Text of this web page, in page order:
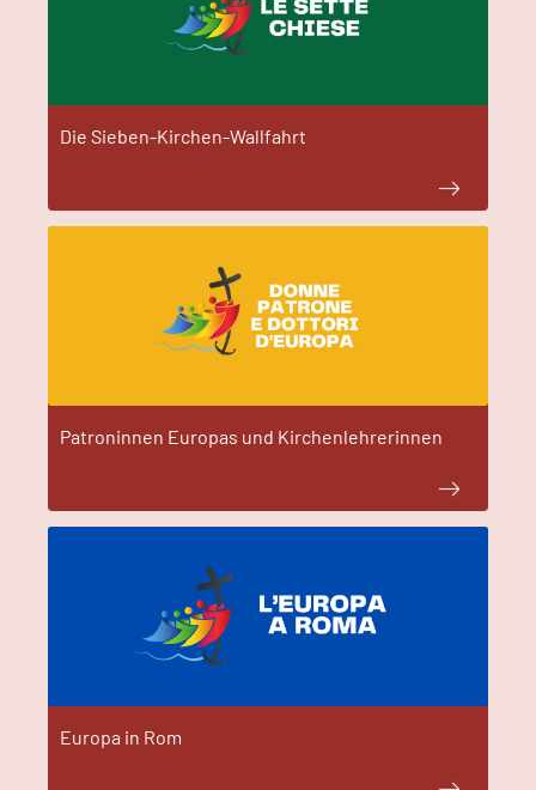
Die Sieben-Kirchen-Wallfahrt
Patroninnen Europas und Kirchenlehrerinnen
Europa in Rom